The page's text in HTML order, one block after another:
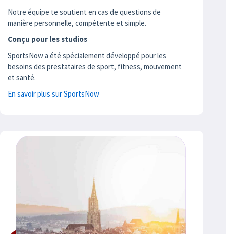
Notre équipe te soutient en cas de questions de
manière personnelle, compétente et simple.
Conçu pour les studios
SportsNow a été spécialement développé pour les
besoins des prestataires de sport, fitness, mouvement
et santé.
En savoir plus sur SportsNow